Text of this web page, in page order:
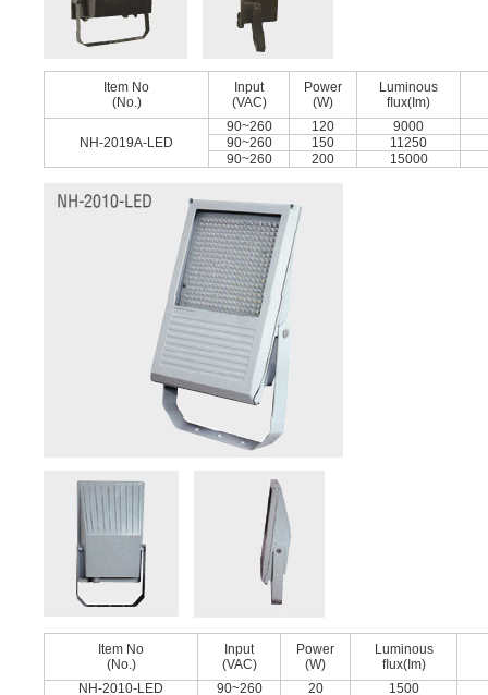
Item No
(No.)
Input
(VAC)
Power
(W)
Luminous
ﬂux(Im)
NH-2019A-LED
90~260 120
9000
90~260
150
11250
90~260
200 15000
Item No
(No.)
Input
(VAC)
Power
(W)
Luminous
ﬂux(Im)
NH-2010-LED
90~260 20 1500